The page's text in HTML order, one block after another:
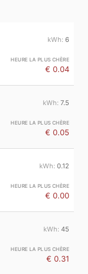
6
€ 0.04
7.5
€ 0.05
0.12
€ 0.00
45
€ 0.31